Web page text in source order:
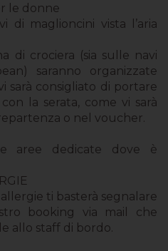
le donne
di maglioncini vista l’aria
di crociera (sia sulle navi
saranno organizzate
sarà consigliato di portare
la serata, come vi sarà
o nel voucher.
aree dedicate dove è
ti basterà segnalare
booking via mail che
allo staff di bordo.